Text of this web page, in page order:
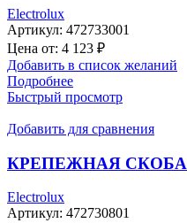
Electrolux
Артикул: 472733001
Цена от: 4 123 ₽
Добавить в список желаний
Подробнее
Быстрый просмотр
Добавить для сравнения
КРЕПЕЖНАЯ СКОБА
Electrolux
Артикул: 472730801